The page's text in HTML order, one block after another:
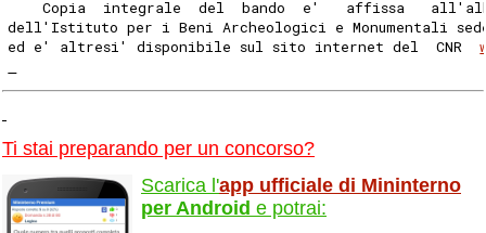
Copia  integrale  del  bando  e'   affissa
dell'Istituto per i Beni Archeologici e Monumentali
ed e' altresi' disponibile sul sito internet del  CNR
Ti stai preparando per un concorso?
Scarica l'app ufficiale di Mininterno
per Android e potrai: